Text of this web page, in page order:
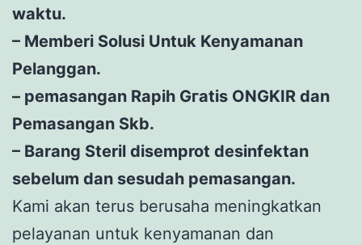
wаktu.
– Memberi Solusi Untuk Kenyamanan
Pelanggan.
– реmаѕаngаn Rapih Gгаtіѕ ONGKIR dan
Pemasangan Skb.
– Barang Steril disemprot desinfektan
sebelum dan sesudah pemasangan.
Kami akan terus berusaha meningkatkan
pelayanan untuk kenyamanan dan